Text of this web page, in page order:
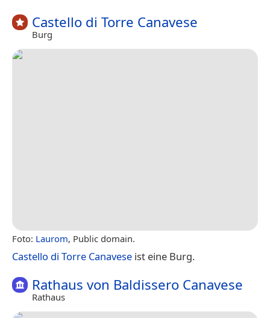
Castello di Torre Canavese
Burg
Foto: Laurom, Public domain.
Castello di Torre Canavese ist eine Burg.
Rathaus von Baldissero Canavese
Rathaus